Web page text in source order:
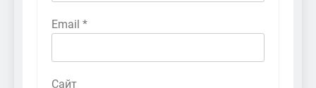
Email *
Сайт